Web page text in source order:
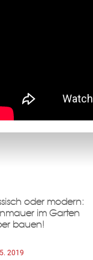
oder modern:
im Garten
bauen!
2019